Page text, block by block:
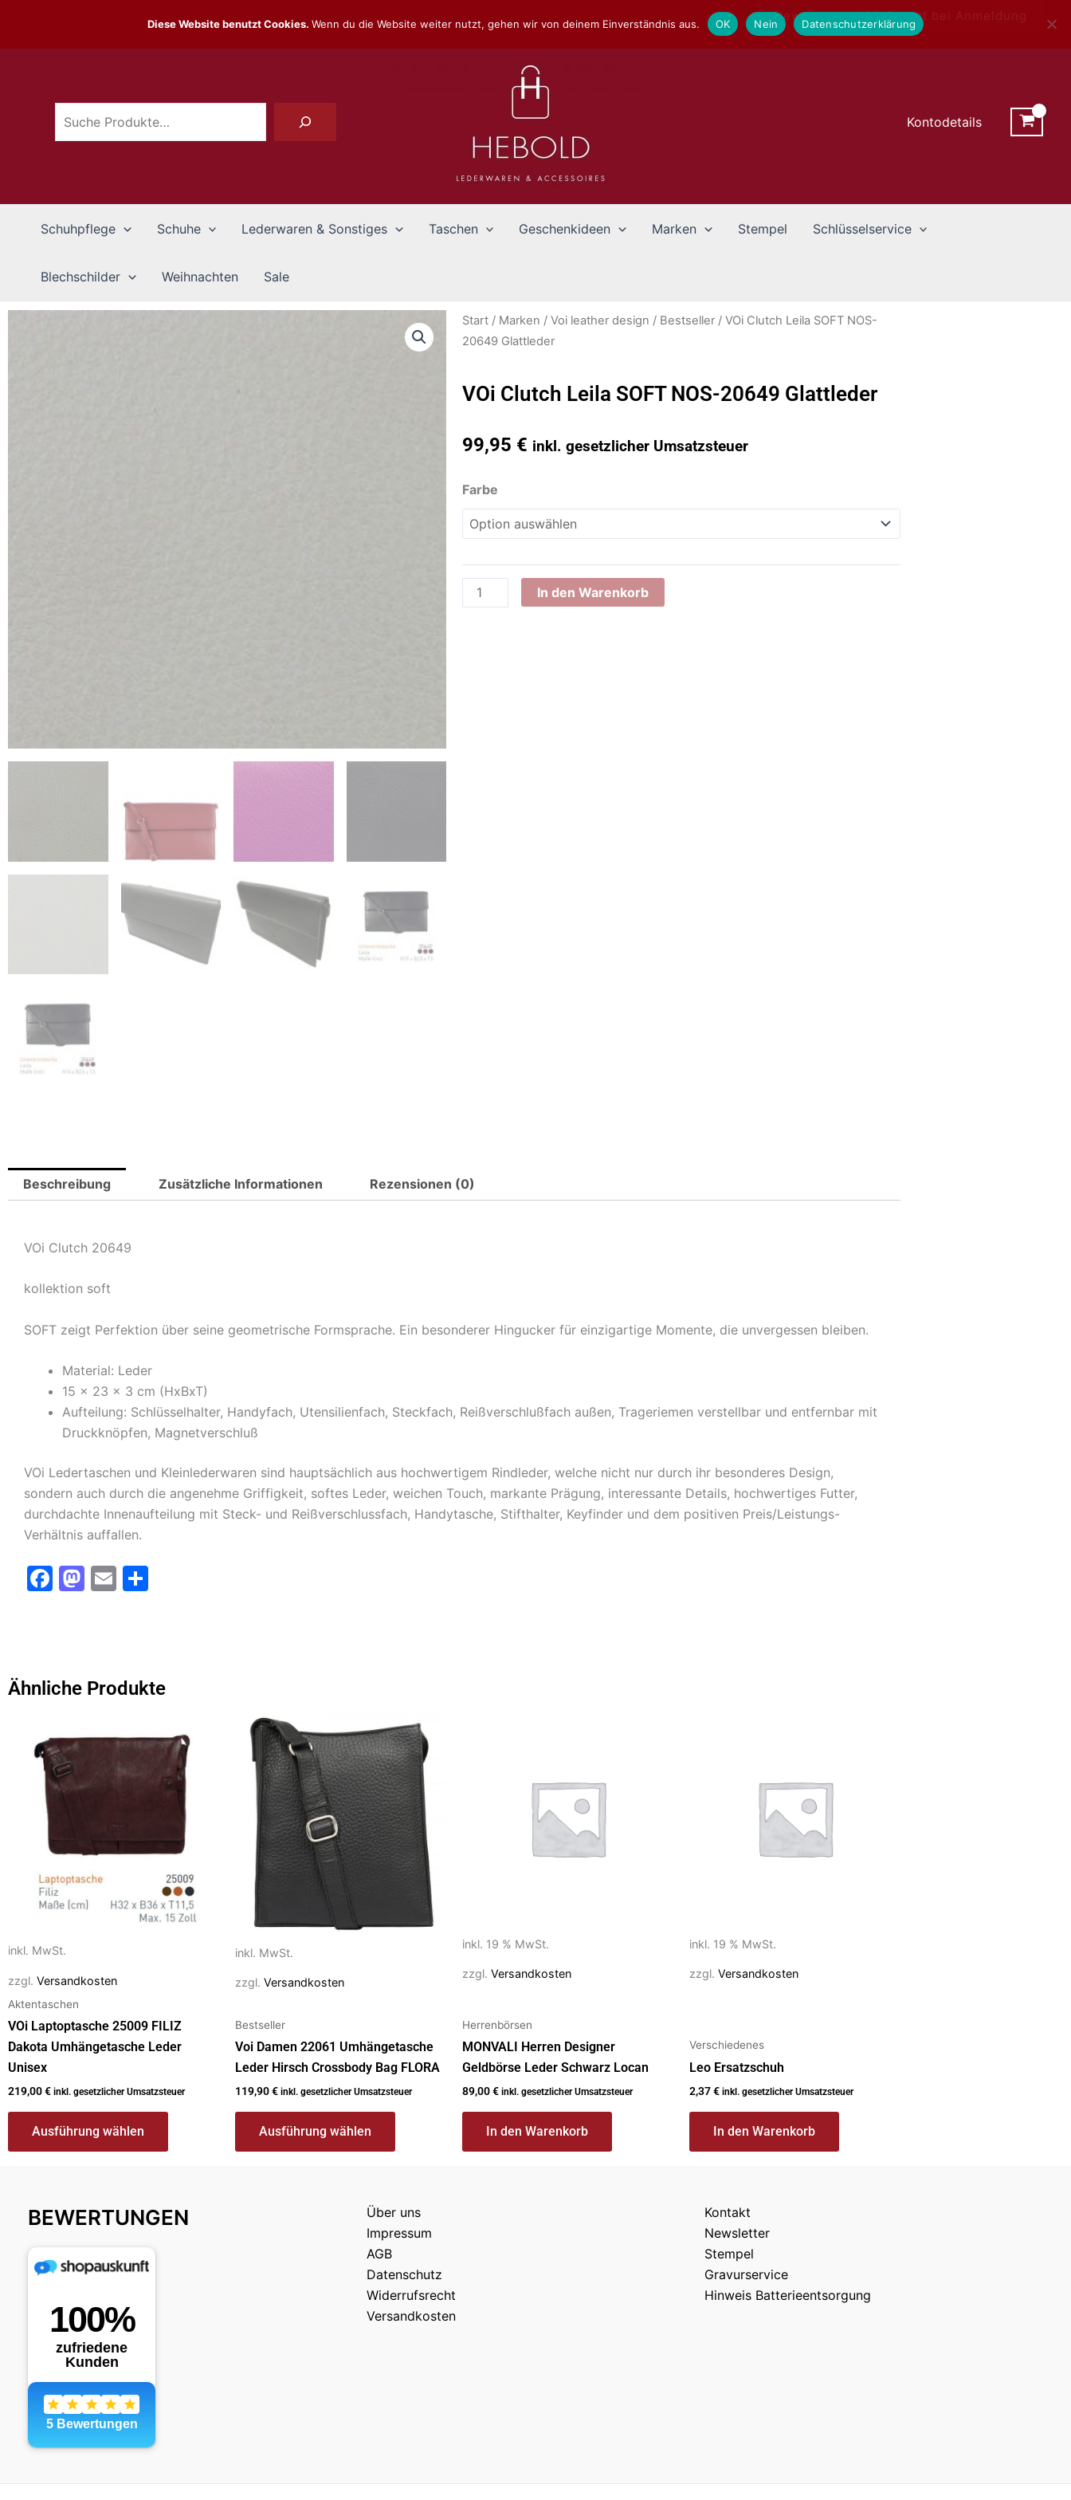
springen
Newsletter - 10% Rabatt bei Anmeldung
Suchen
Kontodetails
Schuhpflege Schuhe Lederwaren & Sonstiges Taschen Geschenkideen Marken Stempel Schlüsselservice
Blechschilder Weihnachten Sale
Start / Marken / Voi leather design / Bestseller / VOi Clutch Leila SOFT NOS-
20649 Glattleder
VOi Clutch Leila SOFT NOS-20649 Glattleder
99,95 € inkl. gesetzlicher Umsatzsteuer
Farbe
VOi
Clutch
Leila
NOS-
20649
Glattleder
In den Warenkorb
Beschreibung Zusätzliche Informationen Rezensionen (0)
VOi Clutch 20649
kollektion soft
SOFT zeigt Perfektion über seine geometrische Formsprache. Ein besonderer Hingucker für einzigartige Momente, die unvergessen bleiben.
Material: Leder
15 x 23 x 3 cm (HxBxT)
Aufteilung: Schlüsselhalter, Handyfach, Utensilienfach, Steckfach, Reißverschlußfach außen, Trageriemen verstellbar und entfernbar mit
Druckknöpfen, Magnetverschluß
VOi Ledertaschen und Kleinlederwaren sind hauptsächlich aus hochwertigem Rindleder, welche nicht nur durch ihr besonderes Design,
sondern auch durch die angenehme Griffigkeit, softes Leder, weichen Touch, markante Prägung, interessante Details, hochwertiges Futter,
durchdachte Innenaufteilung mit Steck- und Reißverschlussfach, Handytasche, Stifthalter, Keyfinder und dem positiven Preis/Leistungs-
Verhältnis auffallen.
F
b
o
o
k
M
d
o
n
E
Ähnliche Produkte
inkl. MwSt.
zzgl. Versandkosten
Aktentaschen
VOi Laptoptasche 25009 FILIZ
Dakota Umhängetasche Leder
Unisex
219,00€ inkl. gesetzlicher Umsatzsteuer
Ausführung wählen
Produkt
weist
mehrere
Varianten
können
Produktseite
werden
inkl. MwSt.
zzgl. Versandkosten
Bestseller
Voi Damen 22061 Umhängetasche
Leder Hirsch Crossbody Bag FLORA
119,90€ inkl. gesetzlicher Umsatzsteuer
Ausführung wählen
Dieses
Produkt
weist
mehrere
Varianten
Optionen
können
Produktseite
werden
inkl. 19 % MwSt.
zzgl. Versandkosten
Herrenbörsen
MONVALI Herren Designer
Geldbörse Leder Schwarz Locan
89,00€ inkl. gesetzlicher Umsatzsteuer
In den Warenkorb
inkl. 19 % MwSt.
zzgl. Versandkosten
Verschiedenes
Leo Ersatzschuh
2,37€ inkl. gesetzlicher Umsatzsteuer
In den Warenkorb
BEWERTUNGEN
Über uns
Impressum
AGB
Datenschutz
Widerrufsrecht
Versandkosten
Kontakt
Newsletter
Stempel
Gravurservice
Hinweis Batterieentsorgung
Diese Website benutzt Cookies. Wenn du die Website weiter nutzt, gehen wir von deinem Einverständnis aus. OK Nein Datenschutzerklärung